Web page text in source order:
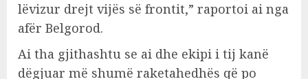
lëvizur drejt vijës së frontit,” raportoi ai nga
afër Belgorod.
Ai tha gjithashtu se ai dhe ekipi i tij kanë
dëgjuar më shumë raketahedhës që po